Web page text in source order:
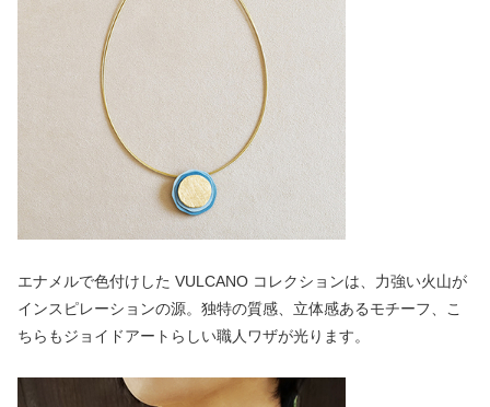
エナメルで色付けした VULCANO コレクションは、力強い火山が
インスピレーションの源。独特の質感、立体感あるモチーフ、こ
ちらもジョイドアートらしい職人ワザが光ります。